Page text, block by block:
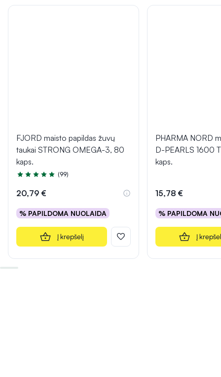
FJORD maisto papildas žuvų
taukai STRONG OMEGA-3, 80
kaps.
Įvertinimas 4.9 iš 5
(99)
20,79 €
% PAPILDOMA NUOLAIDA
Į krepšelį
PHARMA NORD
D-PEARLS 1600
kaps.
15,78 €
% PAPILDOMA
Į